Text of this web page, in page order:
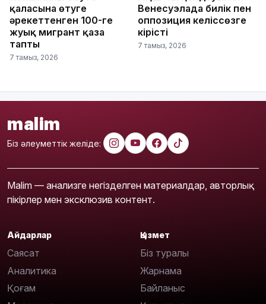
қаласына өтуге
әрекеттенген 100-ге
жуық мигрант қаза
тапты
7 тамыз, 2026
Венесуэлада билік пен
оппозиция келіссөзге
кірісті
7 тамыз, 2026
malim
Біз әлеуметтік желіде:
Malim — анализге негізделген материалдар, авторлық
пікірлер мен эксклюзив контент.
Айдарлар
Саясат
Аналитика
Қоғам
Қызмет
Біз туралы
Жарнама
Байланыс